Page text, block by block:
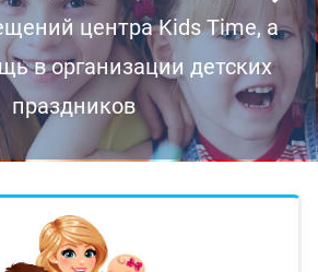
центра Kids Time, а
в организации детских
праздников